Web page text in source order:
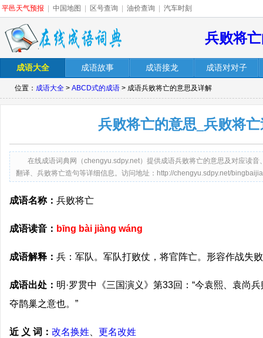
平邑天气预报 中国地图 区号查询 油价查询 汽车时刻
兵败将
成语大全 成语故事 成语接龙 成语对对子
位置： 成语大全 > ABCD式的成语 > 成语兵败将亡的意思及详解
兵败将亡的意思_兵败将
在线成语词典网（chengyu.sdpy.net）提供成语兵败将亡的意思及对应读
翻译、兵败将亡造句等详细信息。访问地址：http://chengyu.sdpy.net/
成语名称： 兵败将亡
成语读音： bīng bài jiàng wáng
成语解释： 兵：军队。军队打败仗，将官阵亡。形容作战失败
成语出处： 明·罗贯中《三国演义》第33回：“今袁熙、袁尚
夺鹊巢之意也。”
近 义 词： 改名换姓 更名改姓